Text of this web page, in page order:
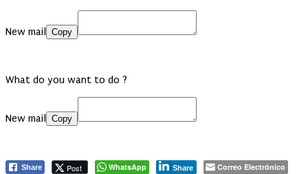
New mail Copy
What do you want to do ?
New mail Copy
Share Post WhatsApp Share Correo Electrónico